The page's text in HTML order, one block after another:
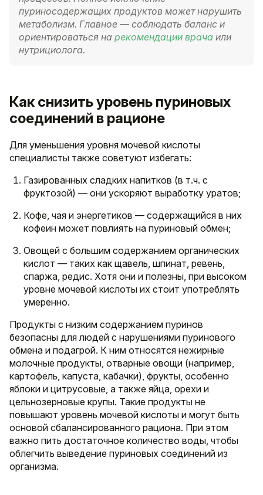
пуриносодержащих продуктов может нарушить
метаболизм. Главное — соблюдать баланс и
ориентироваться на рекомендации врача или
нутрициолога.
Как снизить уровень пуриновых
соединений в рационе
Для уменьшения уровня мочевой кислоты
специалисты также советуют избегать:
Газированных сладких напитков (в т.ч. с
фруктозой) — они ускоряют выработку уратов;
Кофе, чая и энергетиков — содержащийся в них
кофеин может повлиять на пуриновый обмен;
Овощей с большим содержанием органических
кислот — таких как щавель, шпинат, ревень,
спаржа, редис. Хотя они и полезны, при высоком
уровне мочевой кислоты их стоит употреблять
умеренно.
Продукты с низким содержанием пуринов
безопасны для людей с нарушениями пуринового
обмена и подагрой. К ним относятся нежирные
молочные продукты, отварные овощи (например,
картофель, капуста, кабачки), фрукты, особенно
яблоки и цитрусовые, а также яйца, орехи и
цельнозерновые крупы. Такие продукты не
повышают уровень мочевой кислоты и могут быть
основой сбалансированного рациона. При этом
важно пить достаточное количество воды, чтобы
облегчить выведение пуриновых соединений из
организма.